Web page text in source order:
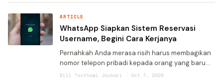
harinya. Padahal,
ARTICLE
WhatsApp Siapkan Sistem Reservasi
Username, Begini Cara Kerjanya
Pernahkah Anda merasa risih harus membagikan
nomor telepon pribadi kepada orang yang baru
dikenal hanya untuk berkomunikasi di WhatsApp?
Bill Tanthowi Jauhari · Oct 7, 2025